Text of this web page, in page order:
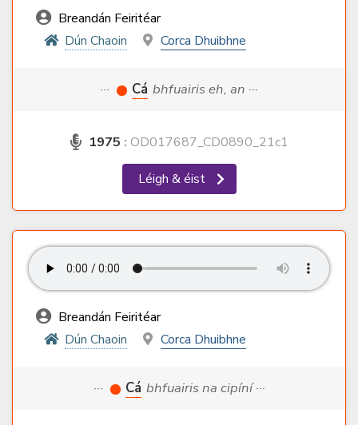
Breandán Feiritéar
Dún Chaoin
Corca Dhuibhne
··· Cá bhfuairis eh, an ···
1975 : OD017687_CD0890_21c1
Léigh & éist
Breandán Feiritéar
Dún Chaoin
Corca Dhuibhne
··· Cá bhfuairis na cipíní ···